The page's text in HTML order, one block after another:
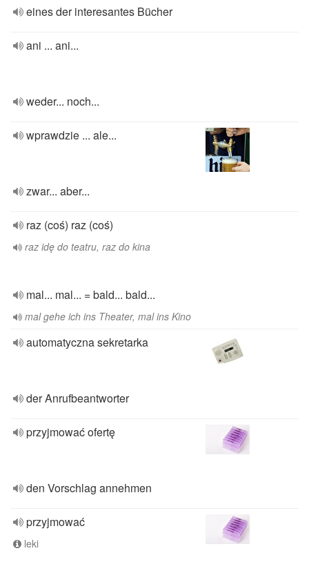
eines der interesantes Bücher
ani ... ani...
weder... noch...
wprawdzie ... ale...
zwar... aber...
raz (coś) raz (coś)
raz idę do teatru, raz do kina
mal... mal... = bald... bald...
mal gehe ich ins Theater, mal ins Kino
automatyczna sekretarka
der Anrufbeantworter
przyjmować ofertę
den Vorschlag annehmen
przyjmować
leki